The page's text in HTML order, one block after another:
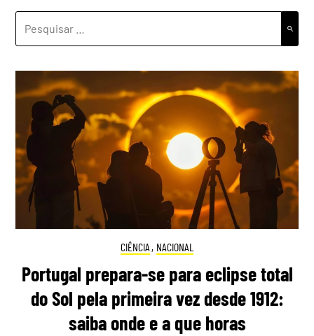
CIÊNCIA , NACIONAL
Portugal prepara-se para eclipse total
do Sol pela primeira vez desde 1912:
saiba onde e a que horas